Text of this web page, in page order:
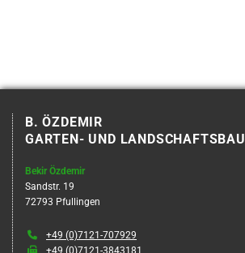
B. ÖZDEMIR
GARTEN- UND LANDSCHAFTSBAU
Bekir Özdemir
Sandstr. 19
72793 Pfullingen
 +49 (0)7121-707929
 +49 (0)7121-3843181